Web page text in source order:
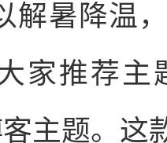
解暑降温
家推荐主
主题。这